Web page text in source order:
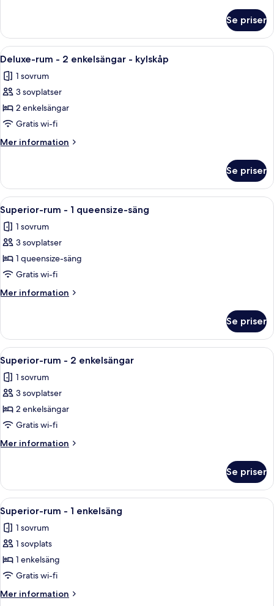
double
Suite
Se priser
Öppna
alla
foton
för
Deluxe-
rum
-
2
-
kylskåp
Ett hotellrum med en stor säng, ett
7
Deluxe-rum - 2 enkelsängar - kylskåp
1 sovrum
3 sovplatser
2 enkelsängar
Gratis wi-fi
Mer information
Mer
rum
2
enkelsängar
kylskåp
Se priser
Öppna
alla
foton
för
Superior-
rum
-
1
säng
Ett hotellrum med en säng, ett
10
Superior-rum - 1 queensize-säng
1 sovrum
3 sovplatser
1 queensize-säng
Gratis wi-fi
Mer information
Mer
rum
1
queensize-
säng
Se priser
Öppna
alla
foton
för
Superior-
rum
-
2
Ett hotellrum med en stor säng, en
11
Superior-rum - 2 enkelsängar
1 sovrum
3 sovplatser
2 enkelsängar
Gratis wi-fi
Mer information
Mer
rum
2
enkelsängar
Se priser
Öppna
alla
foton
för
Superior-
rum
-
1
Ett hotellrum med en säng, ett
8
Superior-rum - 1 enkelsäng
1 sovrum
1 sovplats
1 enkelsäng
Gratis wi-fi
Mer information
Mer